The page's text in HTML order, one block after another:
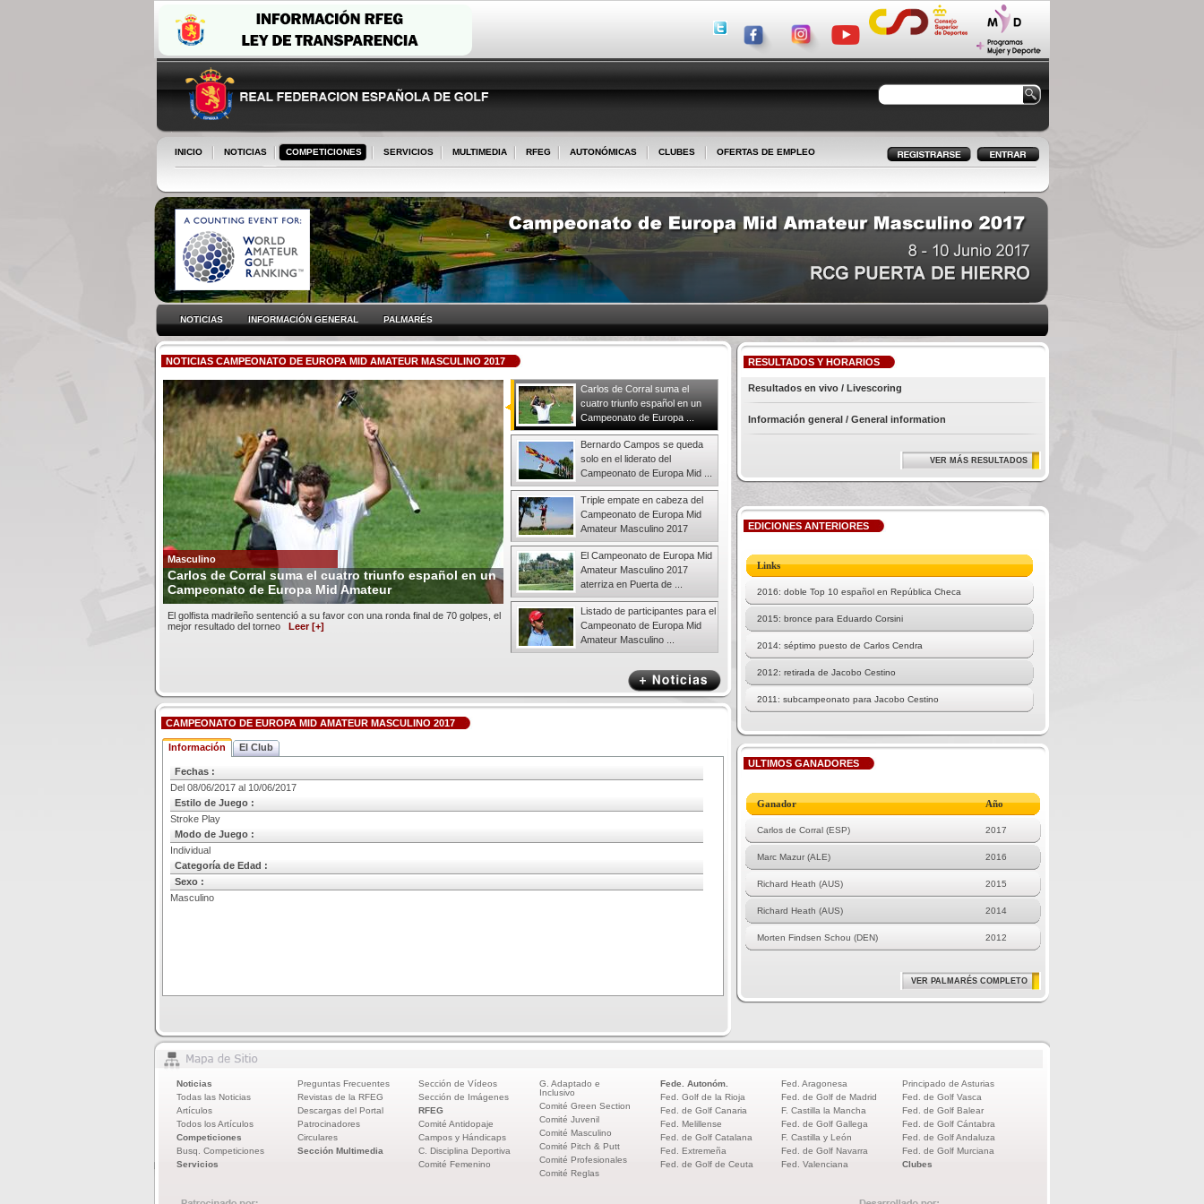
INICIO NOTICIAS COMPETICIONES SERVICIOS MULTIMEDIA RFEG AUTONÓMICAS CLUBES OFERTAS DE EMPLEO
NOTICIAS INFORMACIÓN GENERAL PALMARÉS
NOTICIAS CAMPEONATO DE EUROPA MID AMATEUR MASCULINO 2017
Carlos de Corral suma el
cuatro triunfo español en un
Campeonato de Europa ...
Bernardo Campos se queda
solo en el liderato del
Campeonato de Europa Mid ...
Triple empate en cabeza del
Campeonato de Europa Mid
Amateur Masculino 2017
El Campeonato de Europa Mid
Amateur Masculino 2017
aterriza en Puerta de ...
Listado de participantes para el
Campeonato de Europa Mid
Amateur Masculino ...
Masculino
Carlos de Corral suma el cuatro triunfo español en un
Campeonato de Europa Mid Amateur
El golfista madrileño sentenció a su favor con una ronda final de 70 golpes, el
mejor resultado del torneo Leer [+]
CAMPEONATO DE EUROPA MID AMATEUR MASCULINO 2017
Información El Club
Fechas :
Del 08/06/2017 al 10/06/2017
Estilo de Juego :
Stroke Play
Modo de Juego :
Individual
Categoría de Edad :
Sexo :
Masculino
RESULTADOS Y HORARIOS
Resultados en vivo / Livescoring
Información general / General information
VER MÁS RESULTADOS
EDICIONES ANTERIORES
Links
2016: doble Top 10 español en República Checa
2015: bronce para Eduardo Corsini
2014: séptimo puesto de Carlos Cendra
2012: retirada de Jacobo Cestino
2011: subcampeonato para Jacobo Cestino
ULTIMOS GANADORES
Ganador Año
Carlos de Corral (ESP) 2017
Marc Mazur (ALE) 2016
Richard Heath (AUS) 2015
Richard Heath (AUS) 2014
Morten Findsen Schou (DEN) 2012
VER PALMARÉS COMPLETO
Noticias
Todas las Noticias
Artículos
Todos los Artículos
Competiciones
Busq. Competiciones
Servicios
Preguntas Frecuentes
Revistas de la RFEG
Descargas del Portal
Patrocinadores
Circulares
Sección Multimedia
Sección de Vídeos
Sección de Imágenes
RFEG
Comité Antidopaje
Campos y Hándicaps
C. Disciplina Deportiva
Comité Femenino
G. Adaptado e
Inclusivo
Comité Green Section
Comité Juvenil
Comité Masculino
Comité Pitch & Putt
Comité Profesionales
Comité Reglas
Fede. Autonóm.
Fed. Golf de la Rioja
Fed. de Golf Canaria
Fed. Melillense
Fed. de Golf Catalana
Fed. Extremeña
Fed. de Golf de Ceuta
Fed. Aragonesa
Fed. de Golf de Madrid
F. Castilla la Mancha
Fed. de Golf Gallega
F. Castilla y León
Fed. de Golf Navarra
Fed. Valenciana
Principado de Asturias
Fed. de Golf Vasca
Fed. de Golf Balear
Fed. de Golf Cántabra
Fed. de Golf Andaluza
Fed. de Golf Murciana
Clubes